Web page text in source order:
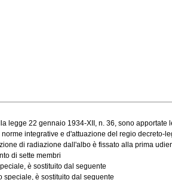
22 gennaio 1934-XII, n. 36, sono apportate
integrative e d'attuazione del regio decreto-
di radiazione dall'albo è fissato alla prima
di sette membri
è sostituito dal seguente
è sostituito dal seguente